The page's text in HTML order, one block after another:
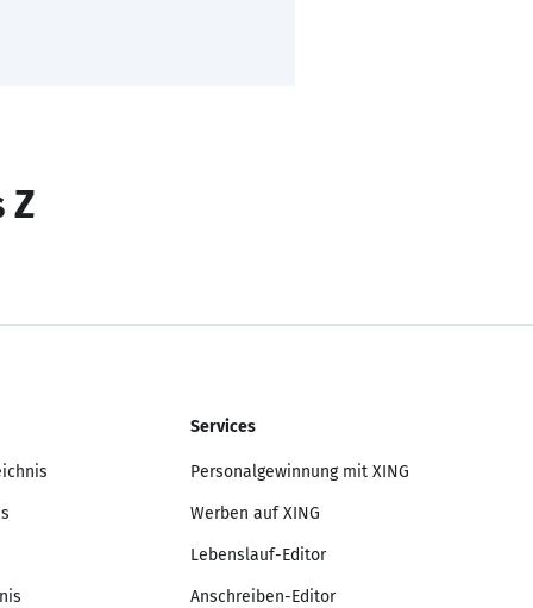
Z
Services
Personalgewinnung mit XING
Werben auf XING
Lebenslauf-Editor
Anschreiben-Editor